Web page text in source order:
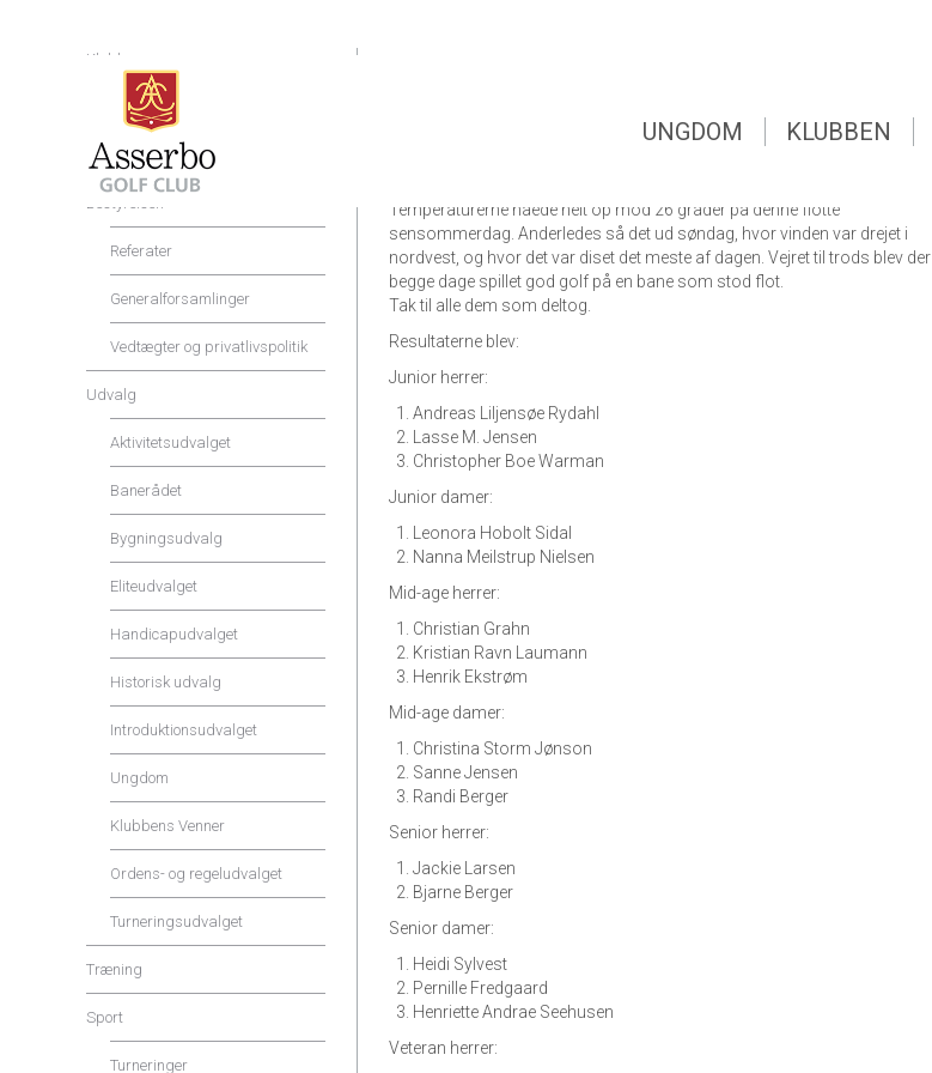
UNGDOM KLUBBEN
Lørdag og søndag 9.-10. september blev der afviklet klubmesterskab
Temperaturerne nåede helt op mod 26 grader på denne flotte
sensommerdag. Anderledes så det ud søndag, hvor vinden var drejet i
nordvest, og hvor det var diset det meste af dagen. Vejret til trods blev der
begge dage spillet god golf på en bane som stod flot.
Tak til alle dem som deltog.
Resultaterne blev:
Junior herrer:
Andreas Liljensøe Rydahl
Lasse M. Jensen
Christopher Boe Warman
Junior damer:
Leonora Hobolt Sidal
Nanna Meilstrup Nielsen
Mid-age herrer:
Christian Grahn
Kristian Ravn Laumann
Henrik Ekstrøm
Mid-age damer:
Christina Storm Jønson
Sanne Jensen
Randi Berger
Senior herrer:
Jackie Larsen
Bjarne Berger
Senior damer:
Heidi Sylvest
Pernille Fredgaard
Henriette Andrae Seehusen
Veteran herrer:
Klubben
Shop og Service
Priser og rabatter
Bestyrelsen
Referater
Generalforsamlinger
Vedtægter og privatlivspolitik
Udvalg
Aktivitetsudvalget
Banerådet
Bygningsudvalg
Eliteudvalget
Handicapudvalget
Historisk udvalg
Introduktionsudvalget
Ungdom
Klubbens Venner
Ordens- og regeludvalget
Turneringsudvalget
Træning
Sport
Turneringer